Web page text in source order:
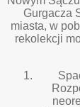
Gurgacza
miasta, w
rekolekcji